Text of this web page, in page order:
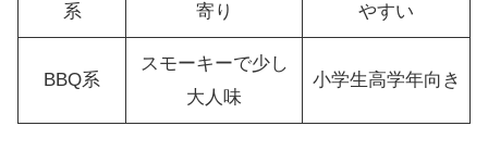
系
寄り
やすい
BBQ系
スモーキーで少し
大人味
小学生高学年向き